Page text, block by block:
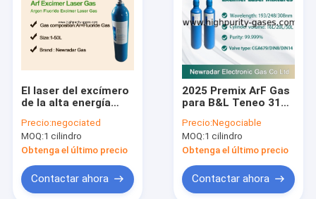
El laser del excímero
de la alta energía
KrF para la máquina
del laser en las
lentes de ojo
Precio:negociated
MOQ:1 cilindro
Obtenga el último precio
Contactar ahora
2025 Premix ArF Gas
para B&L Teneo 317
Argón Neón F2
Precio:Negociable
MOQ:1 cilindro
Obtenga el último precio
Contactar ahora